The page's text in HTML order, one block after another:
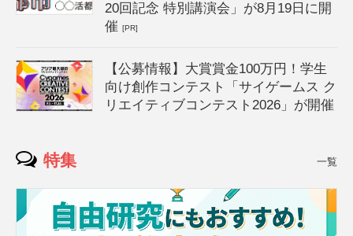
20回記念 特別講演会」が8月19日に開
催[PR]
【公募情報】大賞賞金100万円！学生
向け創作コンテスト「サイゲームス ク
リエイティブコンテスト2026」が開催
特集 一覧